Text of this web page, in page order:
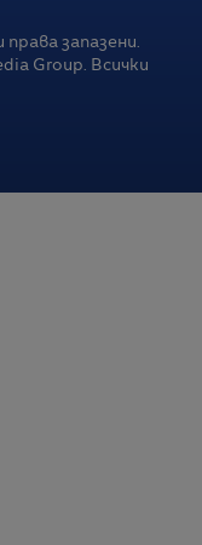
права запазени.
Group. Всички